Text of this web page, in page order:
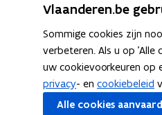
Volg Agentschap
Facebook
opent in nieuw
Vlaanderen.be
Sommige cookies zijn
verbeteren. Als u op 'Alle
uw cookievoorkeuren op
privacy- en cookiebeleid
Alle cookies